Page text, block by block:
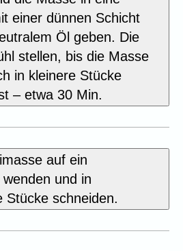
einer dünnen Schicht
Öl geben. Die
stellen, bis die Masse
in kleinere Stücke
– etwa 30 Min.
auf ein
und in
Stücke schneiden.